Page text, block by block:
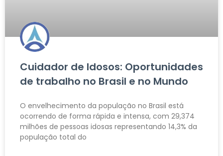
Cuidador de Idosos: Oportunidades
de trabalho no Brasil e no Mundo
O envelhecimento da população no Brasil está
ocorrendo de forma rápida e intensa, com 29,374
milhões de pessoas idosas representando 14,3% da
população total do